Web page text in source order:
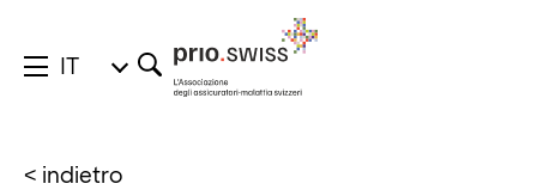
IT
< indietro